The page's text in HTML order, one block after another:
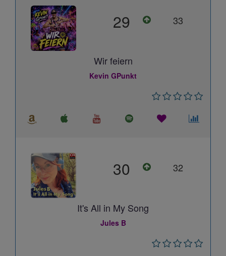
29 33
Wir feiern
Kevin GPunkt
30 32
It's All in My Song
Jules B